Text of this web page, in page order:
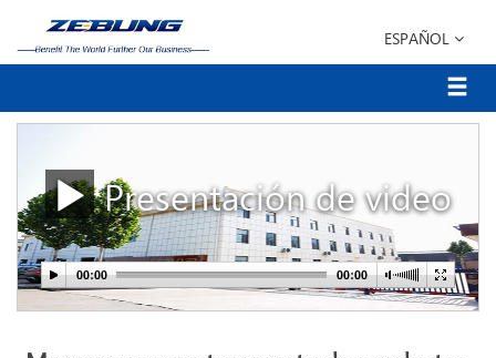
ESPAÑOL
Presentación de video